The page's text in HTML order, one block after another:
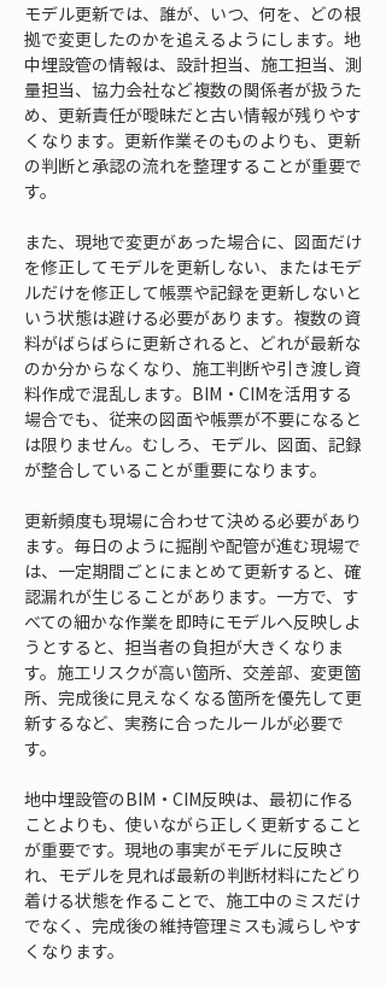
モデル更新では、誰が、いつ、何を、どの根
拠で変更したのかを追えるようにします。地
中埋設管の情報は、設計担当、施工担当、測
量担当、協力会社など複数の関係者が扱うた
め、更新責任が曖昧だと古い情報が残りやす
くなります。更新作業そのものよりも、更新
の判断と承認の流れを整理することが重要で
す。
また、現地で変更があった場合に、図面だけ
を修正してモデルを更新しない、またはモデ
ルだけを修正して帳票や記録を更新しないと
いう状態は避ける必要があります。複数の資
料がばらばらに更新されると、どれが最新な
のか分からなくなり、施工判断や引き渡し資
料作成で混乱します。BIM・CIMを活用する
場合でも、従来の図面や帳票が不要になると
は限りません。むしろ、モデル、図面、記録
が整合していることが重要になります。
更新頻度も現場に合わせて決める必要があり
ます。毎日のように掘削や配管が進む現場で
は、一定期間ごとにまとめて更新すると、確
認漏れが生じることがあります。一方で、す
べての細かな作業を即時にモデルへ反映しよ
うとすると、担当者の負担が大きくなりま
す。施工リスクが高い箇所、交差部、変更箇
所、完成後に見えなくなる箇所を優先して更
新するなど、実務に合ったルールが必要で
す。
地中埋設管のBIM・CIM反映は、最初に作る
ことよりも、使いながら正しく更新すること
が重要です。現地の事実がモデルに反映さ
れ、モデルを見れば最新の判断材料にたどり
着ける状態を作ることで、施工中のミスだけ
でなく、完成後の維持管理ミスも減らしやす
くなります。